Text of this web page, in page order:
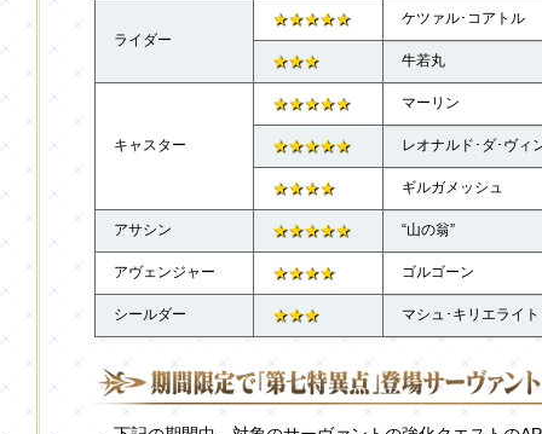
ライダー
★★★★★ ケツァル･コアトル
★★★ 牛若丸
キャスター
★★★★★ マーリン
★★★★★ レオナルド･ダ･ヴィ
★★★★ ギルガメッシュ
アサシン ★★★★★ “山の翁”
アヴェンジャー ★★★★ ゴルゴーン
シールダー ★★★ マシュ･キリエライト